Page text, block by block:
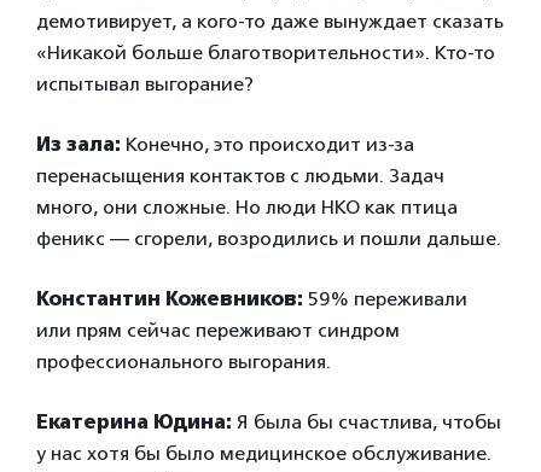
демотивирует, а кого-то даже вынуждает сказать
«Никакой больше благотворительности». Кто-то
испытывал выгорание?
Из зала: Конечно, это происходит из-за
перенасыщения контактов с людьми. Задач
много, они сложные. Но люди НКО как птица
феникс — сгорели, возродились и пошли дальше.
Константин Кожевников: 59% переживали
или прям сейчас переживают синдром
профессионального выгорания.
Екатерина Юдина: Я была бы счастлива, чтобы
у нас хотя бы было медицинское обслуживание.